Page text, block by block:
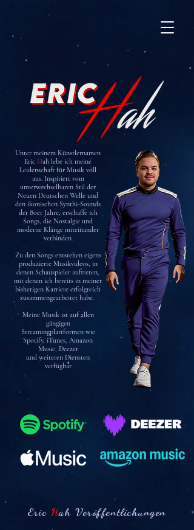
Unter meinem Künstlernamen
Eric Hah lebe ich meine
Leidenschaft für Musik voll
aus. Inspiriert vom
unverwechselbaren Stil der
Neuen Deutschen Welle und
den ikonischen Synthi-Sounds
der 80er Jahre, erschaffe ich
Songs, die Nostalgie und
moderne Klänge miteinander
verbinden.
Zu den Songs entstehen eigens
produzierte Musikvideos, in
denen Schauspieler auftreten,
mit denen ich bereits in meiner
bisherigen Karriere erfolgreich
zusammengearbeitet habe.
Meine Musik ist auf allen
gängigen
Streamingplattformen wie
Spotify, iTunes, Amazon
Music, Deezer
und weiteren Diensten
verfügbar
Eric Hah Veröffentlichungen